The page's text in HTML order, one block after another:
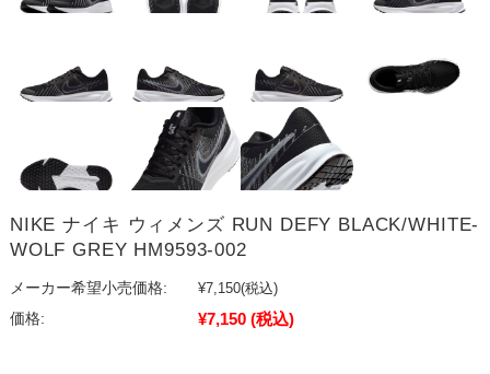
NIKE ナイキ ウィメンズ RUN DEFY BLACK/WHITE-
WOLF GREY HM9593-002
メーカー希望小売価格: ¥7,150(税込)
価格:
¥7,150 (税込)